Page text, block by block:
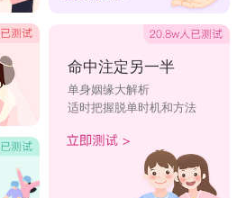
命中注定另一半
单身姻缘大解析
适时把握脱单时机和方法